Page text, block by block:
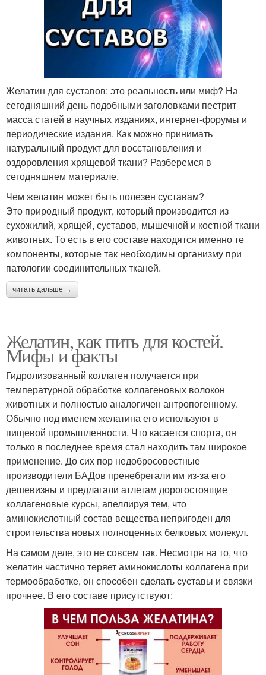
Желатин для суставов: это реальность или миф? На
сегодняшний день подобными заголовками пестрит
масса статей в научных изданиях, интернет-форумы и
периодические издания. Как можно принимать
натуральный продукт для восстановления и
оздоровления хрящевой ткани? Разберемся в
сегодняшнем материале.
Чем желатин может быть полезен суставам?
Это природный продукт, который производится из
сухожилий, хрящей, суставов, мышечной и костной ткани
животных. То есть в его составе находятся именно те
компоненты, которые так необходимы организму при
патологии соединительных тканей.
читать дальше →
Желатин, как пить для костей.
Мифы и факты
Гидролизованный коллаген получается при
температурной обработке коллагеновых волокон
животных и полностью аналогичен антропогенному.
Обычно под именем желатина его используют в
пищевой промышленности. Что касается спорта, он
только в последнее время стал находить там широкое
применение. До сих пор недобросовестные
производители БАДов пренебрегали им из-за его
дешевизны и предлагали атлетам дорогостоящие
коллагеновые курсы, апеллируя тем, что
аминокислотный состав вещества непригоден для
строительства новых полноценных белковых молекул.
На самом деле, это не совсем так. Несмотря на то, что
желатин частично теряет аминокислоты коллагена при
термообработке, он способен сделать суставы и связки
прочнее. В его составе присутствуют: